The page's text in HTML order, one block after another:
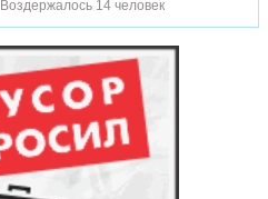
Воздержалось 14 человек